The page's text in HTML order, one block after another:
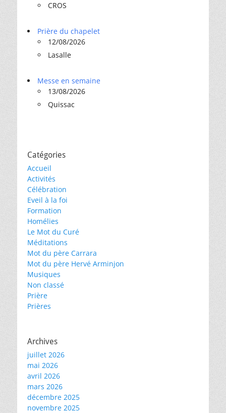
CROS
Prière du chapelet
12/08/2026
Lasalle
Messe en semaine
13/08/2026
Quissac
Catégories
Accueil
Activités
Célébration
Eveil à la foi
Formation
Homélies
Le Mot du Curé
Méditations
Mot du père Carrara
Mot du père Hervé Arminjon
Musiques
Non classé
Prière
Prières
Archives
juillet 2026
mai 2026
avril 2026
mars 2026
décembre 2025
novembre 2025